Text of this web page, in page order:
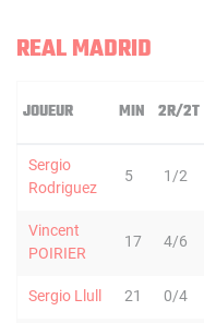
REAL MADRID
JOUEUR MIN 2R/2T
Sergio
Rodriguez
5 1/2
Vincent
POIRIER
17 4/6
Sergio Llull 21 0/4